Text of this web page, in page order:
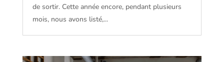
de sortir. Cette année encore, pendant plusieurs
mois, nous avons listé,...